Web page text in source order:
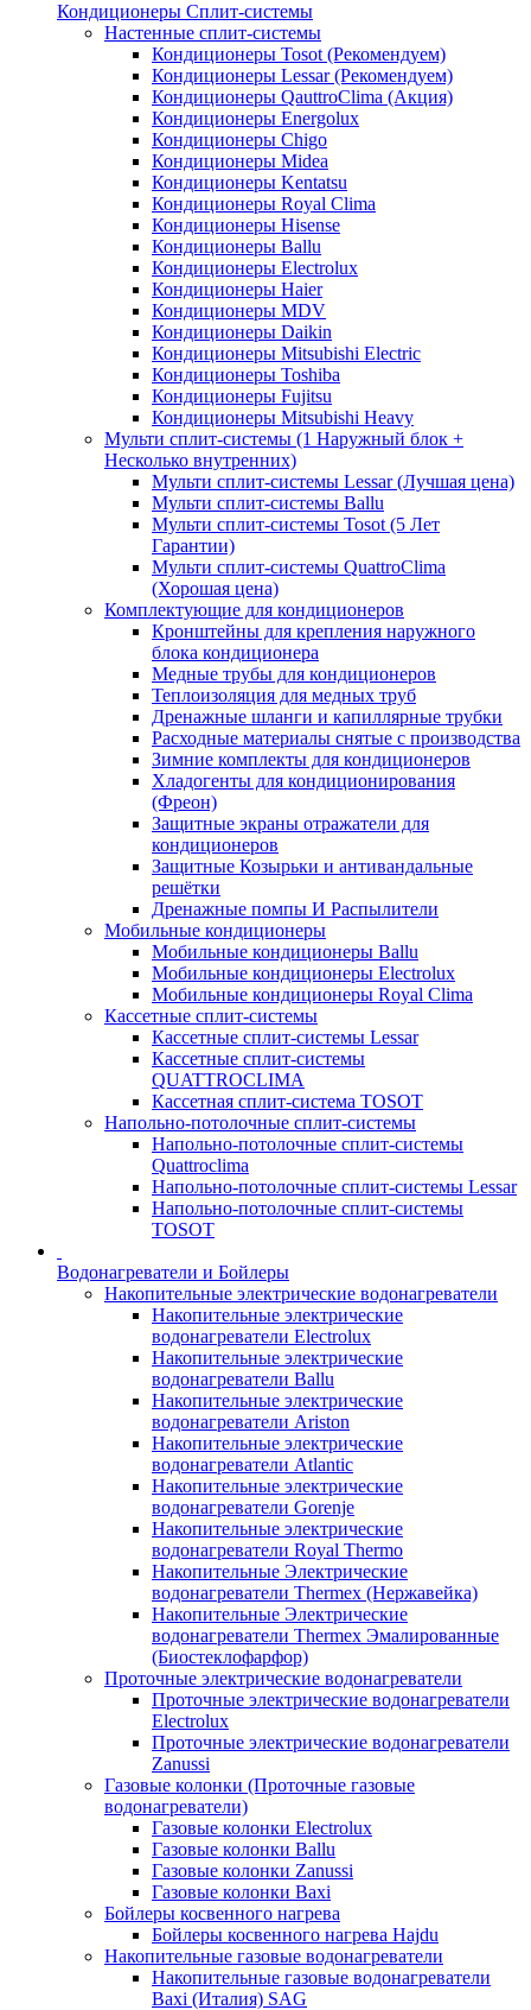
Кондиционеры Сплит-системы
Настенные сплит-системы
Кондиционеры Tosot (Рекомендуем)
Кондиционеры Lessar (Рекомендуем)
Кондиционеры QauttroClima (Акция)
Кондиционеры Energolux
Кондиционеры Chigo
Кондиционеры Midea
Кондиционеры Kentatsu
Кондиционеры Royal Clima
Кондиционеры Hisense
Кондиционеры Ballu
Кондиционеры Electrolux
Кондиционеры Haier
Кондиционеры MDV
Кондиционеры Daikin
Кондиционеры Mitsubishi Electric
Кондиционеры Toshiba
Кондиционеры Fujitsu
Кондиционеры Mitsubishi Heavy
Мульти сплит-системы (1 Наружный блок +
Несколько внутренних)
Мульти сплит-системы Lessar (Лучшая цена)
Мульти сплит-системы Ballu
Мульти сплит-системы Tosot (5 Лет
Гарантии)
Мульти сплит-системы QuattroClima
(Хорошая цена)
Комплектующие для кондиционеров
Кронштейны для крепления наружного
блока кондиционера
Медные трубы для кондиционеров
Теплоизоляция для медных труб
Дренажные шланги и капиллярные трубки
Расходные материалы снятые с производства
Зимние комплекты для кондиционеров
Хладогенты для кондиционирования
(Фреон)
Защитные экраны отражатели для
кондиционеров
Защитные Козырьки и антивандальные
решётки
Дренажные помпы И Распылители
Мобильные кондиционеры
Мобильные кондиционеры Ballu
Мобильные кондиционеры Electrolux
Мобильные кондиционеры Royal Clima
Кассетные сплит-системы
Кассетные сплит-системы Lessar
Кассетные сплит-системы
QUATTROCLIMA
Кассетная сплит-система TOSOT
Напольно-потолочные сплит-системы
Напольно-потолочные сплит-системы
Quattroclima
Напольно-потолочные сплит-системы Lessar
Напольно-потолочные сплит-системы
TOSOT
Водонагреватели и Бойлеры
Накопительные электрические водонагреватели
Накопительные электрические
водонагреватели Electrolux
Накопительные электрические
водонагреватели Ballu
Накопительные электрические
водонагреватели Ariston
Накопительные электрические
водонагреватели Atlantic
Накопительные электрические
водонагреватели Gorenje
Накопительные электрические
водонагреватели Royal Thermo
Накопительные Электрические
водонагреватели Thermex (Нержавейка)
Накопительные Электрические
водонагреватели Thermex Эмалированные
(Биостеклофарфор)
Проточные электрические водонагреватели
Проточные электрические водонагреватели
Electrolux
Проточные электрические водонагреватели
Zanussi
Газовые колонки (Проточные газовые
водонагреватели)
Газовые колонки Electrolux
Газовые колонки Ballu
Газовые колонки Zanussi
Газовые колонки Baxi
Бойлеры косвенного нагрева
Бойлеры косвенного нагрева Hajdu
Накопительные газовые водонагреватели
Накопительные газовые водонагреватели
Baxi (Италия) SAG